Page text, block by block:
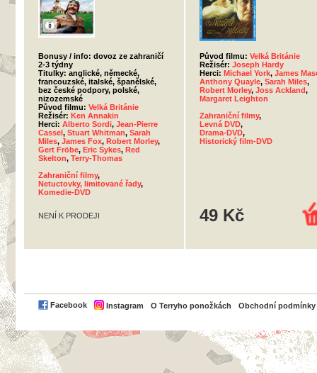
Bonusy / info: dovoz ze zahraničí
2-3 týdny
Titulky: anglické, německé,
francouzské, italské, španělské,
bez české podpory, polské,
nizozemské
Původ filmu: Velká Británie
Režisér: Ken Annakin
Herci: Alberto Sordi, Jean-Pierre
Cassel, Stuart Whitman, Sarah
Miles, James Fox, Robert Morley,
Gert Fröbe, Eric Sykes, Red
Skelton, Terry-Thomas
Zahraniční filmy,
Netuctovky, limitované řady,
Komedie-DVD
NENÍ K PRODEJI
Původ filmu: Velká Británie
Režisér: Joseph Hardy
Herci: Michael York, James
Anthony Quayle, Sarah Miles,
Robert Morley, Joss Ackland,
Margaret Leighton
Zahraniční filmy,
Levná DVD,
Drama-DVD,
Historický film-DVD
49 Kč
Facebook Instagram O Terryho ponožkách Obchodní podmínky
PayPal